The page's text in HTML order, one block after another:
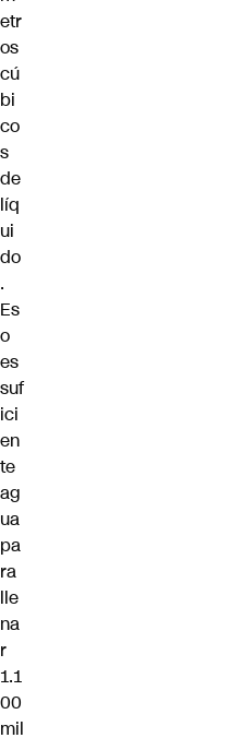
etr
os
cú
bi
co
s
de
líq
ui
do
.
Es
o
es
suf
ici
en
te
ag
ua
pa
ra
lle
na
r
1.1
00
mil